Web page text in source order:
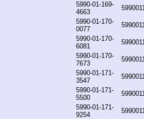
5990-01-169-
4663
5990-01-170-
0077
5990-01-170-
6081
5990-01-170-
7673
5990-01-171-
3547
5990-01-171-
5500
5990-01-171-
9254